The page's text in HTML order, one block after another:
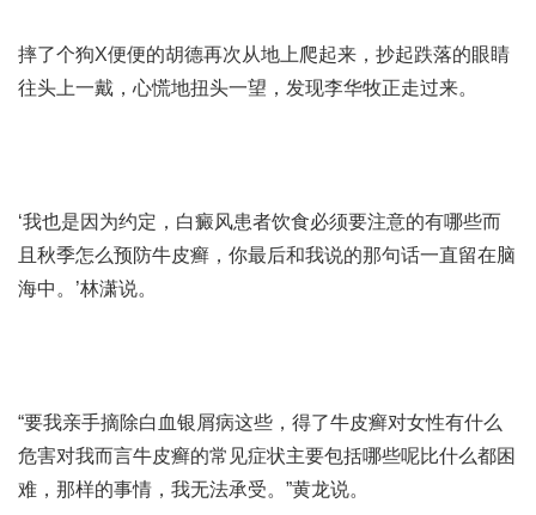
摔了个狗X便便的胡德再次从地上爬起来，抄起跌落的眼睛
往头上一戴，心慌地扭头一望，发现李华牧正走过来。
‘我也是因为约定， 白癜风患者饮食必须要注意的有哪些而
且 秋季怎么预防牛皮癣 ，你最后和我说的那句话一直留在脑
海中。’林潇说。
“要我亲手摘除白血银屑病这些， 得了牛皮癣对女性有什么
危害对我而言牛皮癣的常见症状主要包括哪些呢比什么都困
难，那样的事情，我无法承受。”黄龙说。